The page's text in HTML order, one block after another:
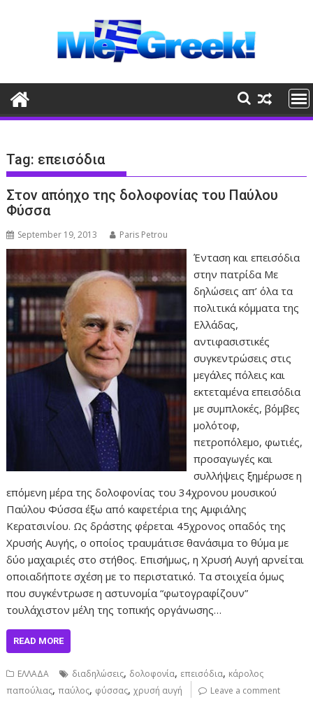
Tag: επεισόδια
Στον απόηχο της δολοφονίας του Παύλου
Φύσσα
September 19, 2013 Paris Petrou
Ένταση και επεισόδια
στην πατρίδα Με
δηλώσεις απ’ όλα τα
πολιτικά κόμματα της
Ελλάδας,
αντιφασιστικές
συγκεντρώσεις στις
μεγάλες πόλεις και
εκτεταμένα επεισόδια
με συμπλοκές, βόμβες
μολότοφ,
πετροπόλεμο, φωτιές,
προσαγωγές και
συλλήψεις ξημέρωσε η
επόμενη μέρα της δολοφονίας του 34χρονου μουσικού
Παύλου Φύσσα έξω από καφετέρια της Αμφιάλης
Κερατσινίου. Ως δράστης φέρεται 45χρονος οπαδός της
Χρυσής Αυγής, ο οποίος τραυμάτισε θανάσιμα το θύμα με
δύο μαχαιριές στο στήθος. Επισήμως, η Χρυσή Αυγή αρνείται
οποιαδήποτε σχέση με το περιστατικό. Τα στοιχεία όμως
που συγκέντρωσε η αστυνομία “φωτογραφίζουν”
τουλάχιστον μέλη της τοπικής οργάνωσης…
READ MORE
ΕΛΛΑΔΑ διαδηλώσεις, δολοφονία, επεισόδια, κάρολος
παπούλιας,παύλος, φύσσας,χρυσή αυγή Leave a comment